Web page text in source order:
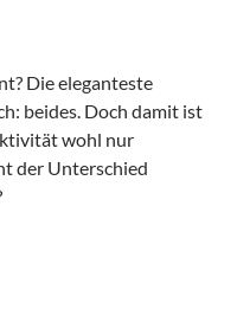
Die eleganteste
beides. Doch damit ist
wohl nur
der Unterschied